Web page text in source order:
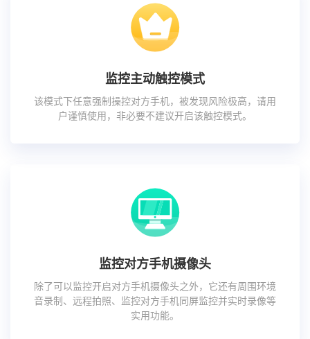
监控主动触控模式
该模式下任意强制操控对方手机，被发现风险极高，请用
户谨慎使用，非必要不建议开启该触控模式。
监控对方手机摄像头
除了可以监控开启对方手机摄像头之外，它还有周围环境
音录制、远程拍照、监控对方手机同屏监控并实时录像等
实用功能。